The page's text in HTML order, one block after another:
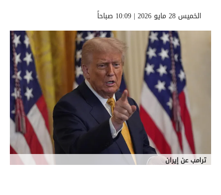
الخميس 28 مايو 2026 | 10:09 صباحاً
ترامب عن إيران